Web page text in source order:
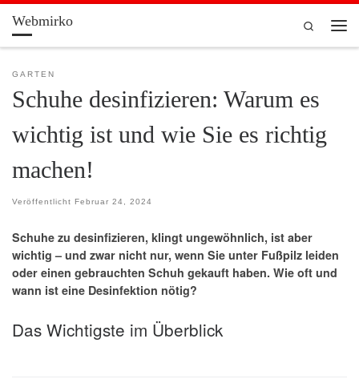
Zum Inhalt springen
Webmirko
Search
GARTEN
Schuhe desinfizieren: Warum es
wichtig ist und wie Sie es richtig
machen!
Veröffentlicht Februar 24, 2024
Schuhe zu desinfizieren, klingt ungewöhnlich, ist aber
wichtig – und zwar nicht nur, wenn Sie unter Fußpilz leiden
oder einen gebrauchten Schuh gekauft haben. Wie oft und
wann ist eine Desinfektion nötig?
Das Wichtigste im Überblick